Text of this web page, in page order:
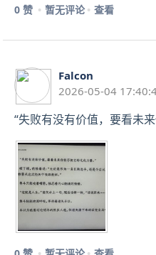
0 赞 暂无评论 查看
Falcon
2026-05-04
“失败有没有价值，要看未